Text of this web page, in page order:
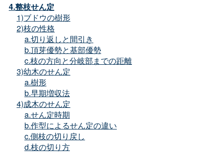
4.整枝せん定
1)ブドウの樹形
2)枝の性格
a.切り返しと間引き
b.頂芽優勢と基部優勢
c.枝の方向と分岐部までの距離
3)幼木のせん定
a.樹形
b.早期増収法
4)成木のせん定
a.せん定時期
b.作型によるせん定の違い
c.側枝の切り戻し
d.枝の切り方